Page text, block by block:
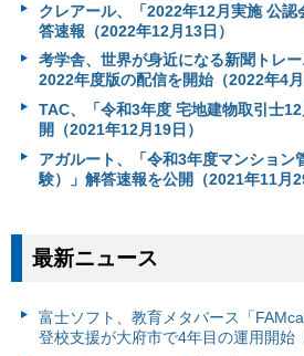
クレアール、「2022年12月実施 公認
答速報（2022年12月13日）
考学舎、世界が身近になる新聞トレー
2022年度版の配信を開始（2022年4月
TAC、「令和3年度 宅地建物取引士
開（2021年12月19日）
アガルート、「令和3年度マンション
験）」解答速報を公開（2021年11月
最新ニュース
富⼠ソフト、教育メタバース「
登校支援が大府市で4年目の運用開始